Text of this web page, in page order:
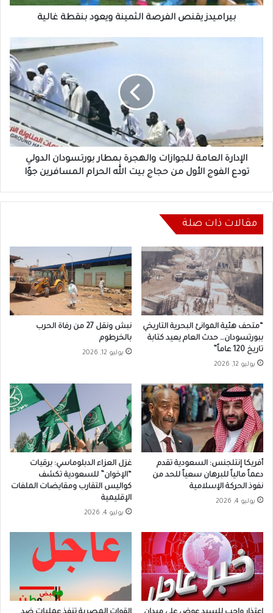
بيراميدز يقنص الفرصة الثمينة ويعود بنقطة غالية
الفوج
الحرام
المسافرين
جوًا
الإدارة العامة للجوازات والهجرة بمطار بورتسودان الدولي
تودع الفوج الأول من حجاج بيت الله الحرام المسافرين جوًا
مقالات ذات صلة
“متحف هئية الموانئ البحرية التاريخي
ببورتسودان… حدث العام يعيد كتابة
تاريخ 120 عاماً”
يوليو 12, 2026
نبش ونقل 27 من رفاة الحرب
بالخرطوم
يوليو 12, 2026
أفريكا إنتلجنس: السعودية تقدم
دعماً مالياً للبرهان سعياً للحد من
نفوذ الحركة الإسلامية
يوليو 4, 2026
غزل العزاء الدبلوماسي: برقيات
“الإخوان” للسعودية تكشف
كواليس التقارب ومقايضات الملفات
الإقليمية
يوليو 4, 2026